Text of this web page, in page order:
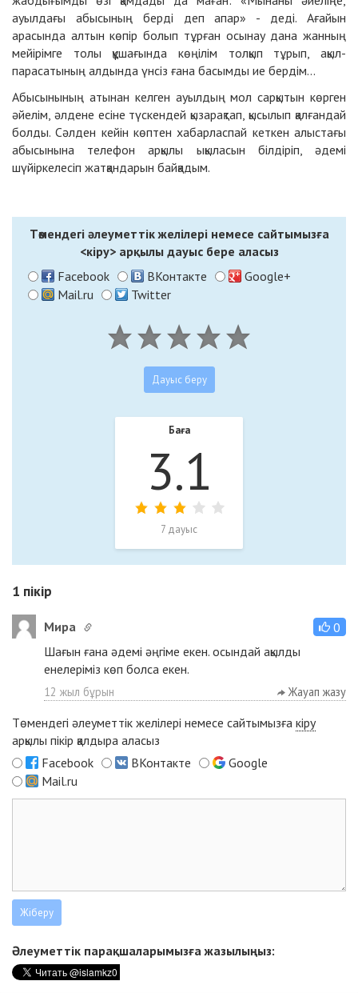
ауылдағы абысының берді деп апар» - деді. Ағайын
арасында алтын көпір болып тұрған осынау дана жанның
мейірімге толы құшағында көңілім толқып тұрып, ақыл-
парасатының алдында үнсіз ғана басымды ие бердім...
Абысынының атынан келген ауылдың мол сарқытын көрген
әйелім, әлдене есіне түскендей қызарақтап, қысылып қалғандай
болды. Сәлден кейін көптен хабарласпай кеткен алыстағы
абысынына телефон арқылы ықыласын білдіріп, әдемі
шүйіркелесіп жатқандарын байқадым.
Төмендегі әлеуметтік желілері немесе сайтымызға
<кіру>арқылы дауыс бере аласыз
Facebook
ВКонтакте
Google+
Mail.ru
Twitter
Баға
3.1
7 дауыс
1 пікір
Мира
0
Шағын ғана әдемі әңгіме екен. осындай ақылды
енелеріміз көп болса екен.
12 жыл бұрын Жауап жазу
Төмендегі әлеуметтік желілері немесе сайтымызға кіру
арқылы пікір қалдыра аласыз
Facebook
ВКонтакте
Google
Mail.ru
Әлеуметтік парақшаларымызға жазылыңыз: